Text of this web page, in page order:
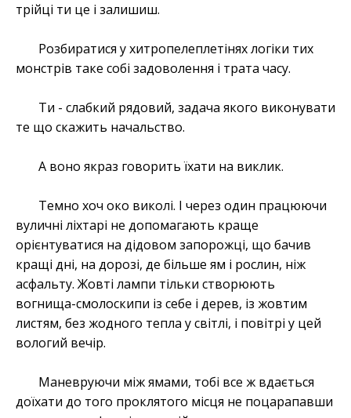
трійці ти це і залишиш.
Розбиратися у хитропелеплетінях логіки тих
монстрів таке собі задоволення і трата часу.
Ти - слабкий рядовий, задача якого виконувати
те що скажить начальство.
А воно якраз говорить їхати на виклик.
Темно хоч око виколі. І через один працюючи
вуличні ліхтарі не допомагають краще
орієнтуватися на дідовом запорожці, що бачив
кращі дні, на дорозі, де більше ям і рослин, ніж
асфальту. Жовті лампи тільки створюють
вогнища-смолоскипи із себе і дерев, із жовтим
листям, без жодного тепла у світлі, і повітрі у цей
вологий вечір.
Маневруючи між ямами, тобі все ж вдається
доїхати до того проклятого місця не поцарапавши